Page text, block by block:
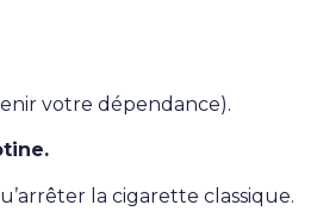
votre dépendance).
la cigarette classique.